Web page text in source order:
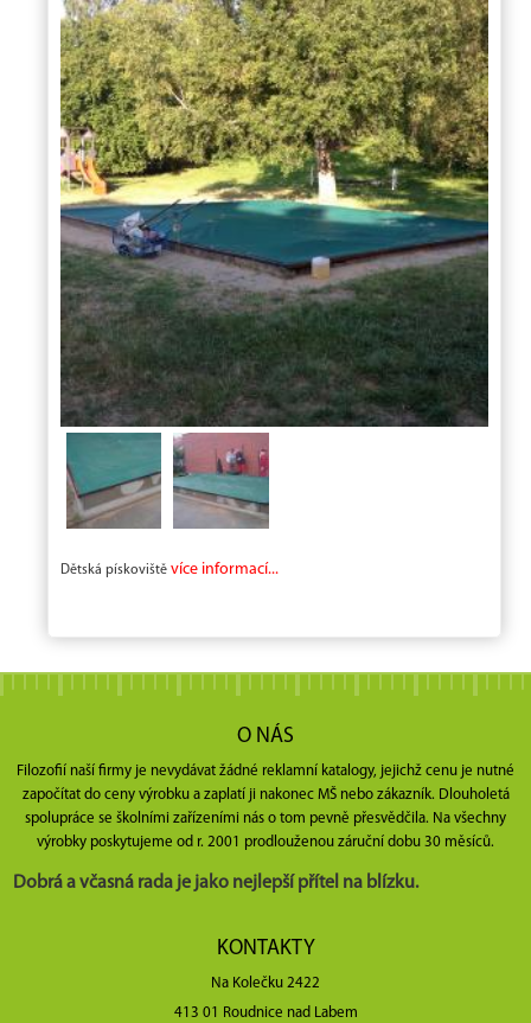
Dětská pískoviště více informací...
O NÁS
Filozofií naší firmy je nevydávat žádné reklamní katalogy, jejichž cenu je nutné
započítat do ceny výrobku a zaplatí ji nakonec MŠ nebo zákazník. Dlouholetá
spolupráce se školními zařízeními nás o tom pevně přesvědčila. Na všechny
výrobky poskytujeme od r. 2001 prodlouženou záruční dobu 30 měsíců.
Dobrá a včasná rada je jako nejlepší přítel na blízku.
KONTAKTY
Na Kolečku 2422
413 01 Roudnice nad Labem